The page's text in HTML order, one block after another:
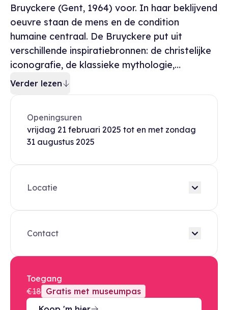
Bruyckere (Gent, 1964) voor. In haar beklijvend
oeuvre staan de mens en de condition
humaine centraal. De Bruyckere put uit
verschillende inspiratiebronnen: de christelijke
iconografie, de klassieke mythologie,…
Verder lezen
Openingsuren
vrijdag 21 februari 2025 tot en met zondag
31 augustus 2025
Locatie
Contact
Toegang
€18 Gratis met museumpas